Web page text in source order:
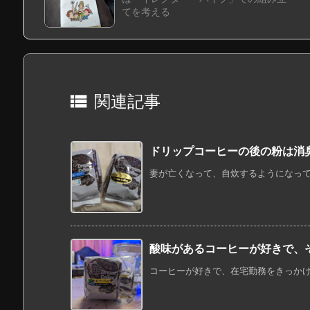
てを考える
 関連記事
ドリップコーヒーの後の粉は
妻が亡くなって、自炊するようになっ
酸味があるコーヒーが好きで、
コーヒーが好きで、在宅勤務をきっか